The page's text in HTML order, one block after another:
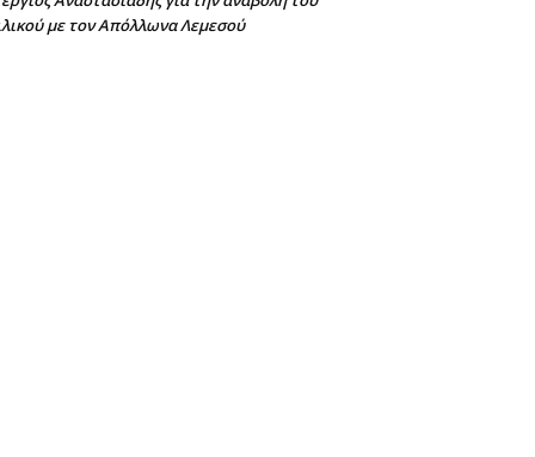
με τον Απόλλωνα Λεμεσού